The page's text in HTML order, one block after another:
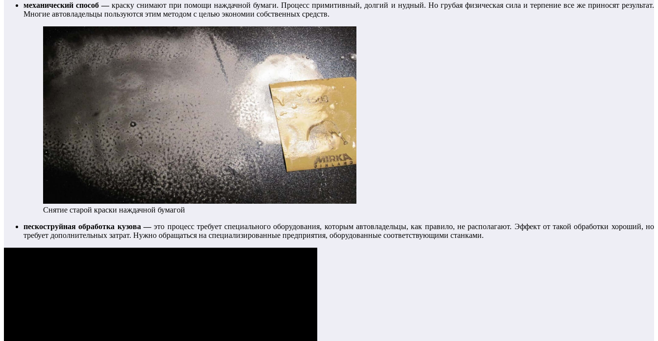
механический способ —краску снимают при помощи наждачной бумаги. Процесс примитивный, долгий и нудный. Но грубая физическая сила и терпение все же приносят результат.
Многие автовладельцы пользуются этим методом с целью экономии собственных средств.
Снятие старой краски наждачной бумагой
пескоструйная обработка кузова —это процесс требует специального оборудования, которым автовладельцы, как правило, не располагают. Эффект от такой обработки хороший, но
требует дополнительных затрат. Нужно обращаться на специализированные предприятия, оборудованные соответствующими станками.